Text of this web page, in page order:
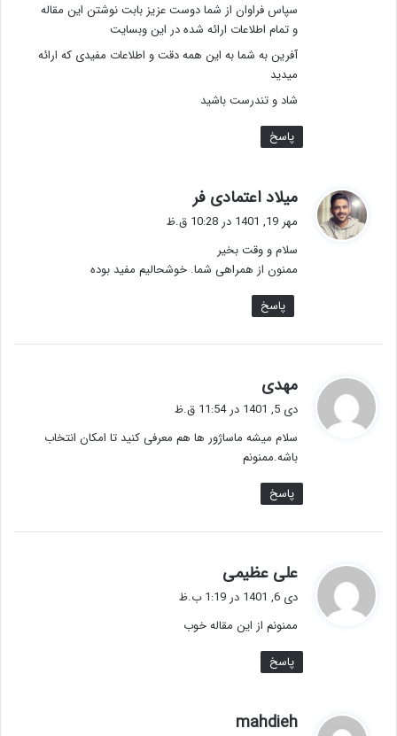
سپاس فراوان از شما دوست عزیز بابت نوشتن این مقاله
و تمام اطلاعات ارائه شده در این وبسایت
آفرین به شما به این همه دقت و اطلاعات مفیدی که ارائه
میدید
شاد و تندرست باشید
پاسخ
میلاد اعتمادی فر
ف
ت
مهر 19, 1401 در 10:28 ق.ظ
سلام و وقت بخیر
ممنون از همراهی شما. خوشحالیم مفید بوده
پاسخ
مهدی
ف
:
دی 5, 1401 در 11:54 ق.ظ
سلام میشه ماساژور ها هم معرفی کنید تا امکان انتخاب
باشه.ممنونم
پاسخ
علی عظیمی
ف
:
دی 6, 1401 در 1:19 ب.ظ
ممنونم از این مقاله خوب
پاسخ
mahdieh